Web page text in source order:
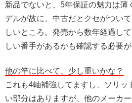
新品でないと、5年保証の魅力は薄
デルが故に、中古だとクセがつい
しいところ。発売から数年経過し
しい番手があるかも確認する必要が
他の竿に比べて、少し重いかな？
これも4軸補強してますし、ソリッ
い部分はありますが、他のメーカ